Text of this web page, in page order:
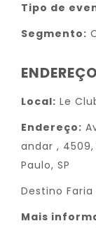
Tipo de
Segmento:
Local: Le
Endereço:
andar ,
Paulo, SP
Destino
Mais